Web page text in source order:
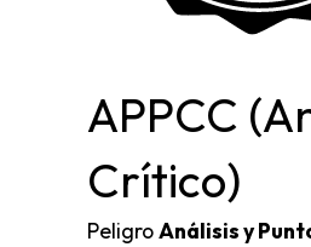
APPCC
Crítico)
PeligroAnálisis y